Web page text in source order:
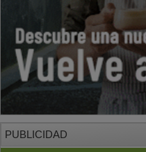
PUBLICIDAD